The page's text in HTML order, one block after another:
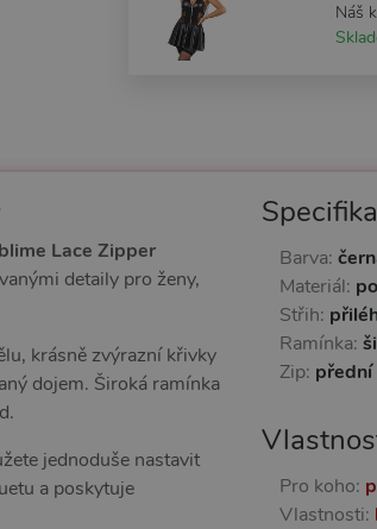
Náš
Lace Zipper
detaily pro ženy,
krásně zvýrazní křivky
dojem. Široká ramínka
jednoduše nastavit
a poskytuje
Barva:
Materiál:
Střih:
Ramínka:
Zip: přední
Pro koho:
Vlastnosti: